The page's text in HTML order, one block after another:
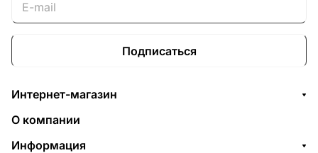
Подписаться
Интернет-магазин
О компании
Информация